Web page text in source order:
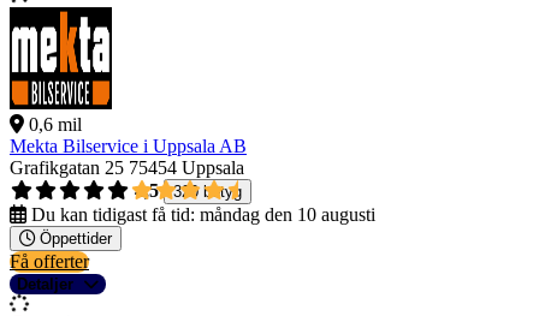
0,6 mil
Mekta Bilservice i Uppsala AB
Grafikgatan 25 75454 Uppsala
4,5
320 betyg
Du kan tidigast få tid: måndag den 10 augusti
Öppettider
Få offerter
Detaljer